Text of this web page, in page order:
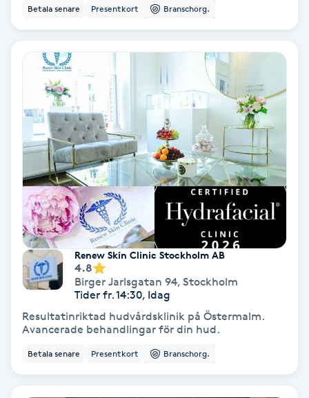
Japansk massage
Katun fransar
Kemisk peeling
Keratinbehandling
Kinesiologi
Kinesisk medicin
Betala senare Presentkort Branschorg.
Renew Skin Clinic Stockholm AB
4.8
Birger Jarlsgatan 94, Stockholm
Tider fr. 14:30, Idag
Resultatinriktad hudvårdsklinik på Östermalm.
Avancerade behandlingar för din hud.
Betala senare Presentkort Branschorg.